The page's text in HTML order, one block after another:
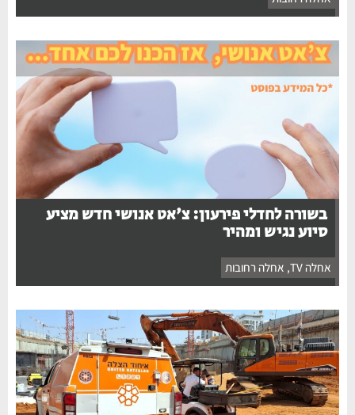
בשורה לחדלי פירעון: צ'אט אנושי חדש מציע
סיוע נגיש ומהיר
אחלה TV ,אחלה רחובות